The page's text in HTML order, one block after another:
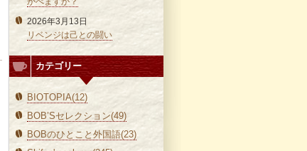
2026年3月13日
リベンジは己との闘い
カテゴリー
BIOTOPIA(12)
BOB’Sセレクション(49)
BOBのひとこと外国語(23)